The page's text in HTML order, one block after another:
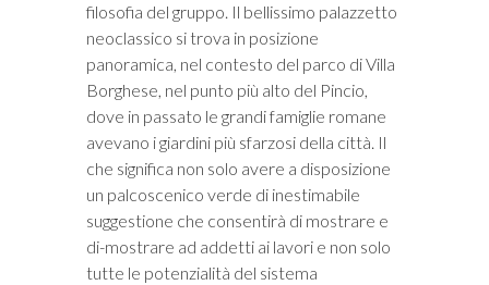
filosofia del gruppo. Il bellissimo palazzetto
neoclassico si trova in posizione
panoramica, nel contesto del parco di Villa
Borghese, nel punto più alto del Pincio,
dove in passato le grandi famiglie romane
avevano i giardini più sfarzosi della città. Il
che significa non solo avere a disposizione
un palcoscenico verde di inestimabile
suggestione che consentirà di mostrare e
di-mostrare ad addetti ai lavori e non solo
tutte le potenzialità del sistema